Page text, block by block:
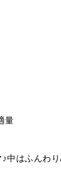
量
はふんわ